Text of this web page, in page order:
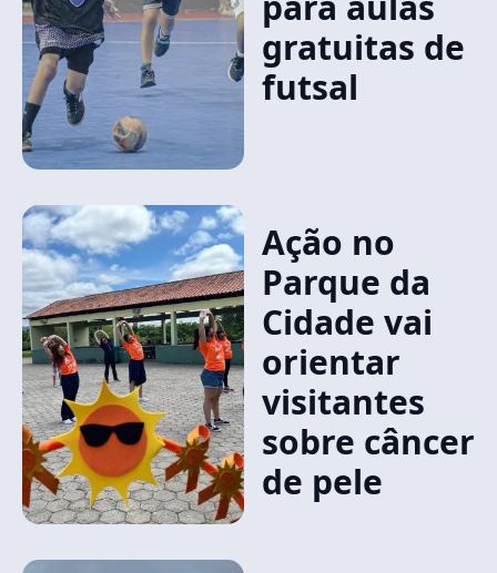
gratuitas de
futsal
Ação no
Parque da
Cidade vai
orientar
visitantes
sobre câncer
de pele